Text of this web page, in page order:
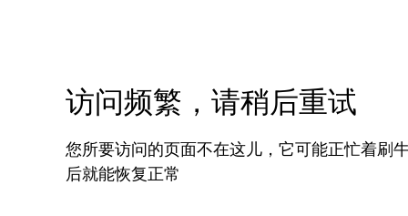
访问频繁，请稍后重试
您所要访问的页面不在这儿，它可能正忙着刷
后就能恢复正常